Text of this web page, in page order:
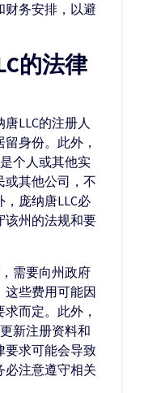
财务安排，以避
的法律
LLC的注册人
身份。此外，
个人或其他实
或其他公司，不
庞纳唐LLC必
该州的法规和要
需要向州政府
这些费用可能因
而定。此外，
新注册资料和
要求可能会导致
必注意遵守相关